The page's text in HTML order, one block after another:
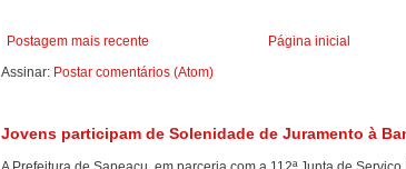
Postagem mais recente
Página inicial
Assinar: Postar comentários (Atom)
Jovens participam de Solenidade de Juramento à